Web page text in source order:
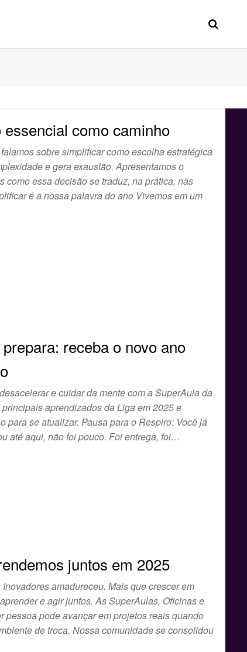
como caminho
sobre simplificar como escolha estratégica
e gera exaustão. Apresentamos o
como essa decisão se traduz, na prática, nas
é a nossa palavra do ano Vivemos em um
receba o novo ano
e cuidar da mente com a SuperAula da
aprendizados da Liga em 2025 e
para se atualizar. Pausa para o Respiro: Você já
até aqui, não foi pouco. Foi entrega, foi…
juntos em 2025
amadureceu. Mais que crescer em
e agir juntos. As SuperAulas, Oficinas e
pessoa pode avançar em projetos reais quando
de troca. Nossa comunidade se consolidou